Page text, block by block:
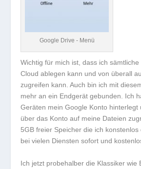
Google Drive - Menü
Wichtig für mich ist, dass ich
Cloud ablegen kann und von überall
zugreifen kann. Auch bin ich mit
mehr an ein Endgerät gebunden. Ich
Geräten mein Google Konto hinterlegt
über das Konto auf meine Dateien
5GB freier Speicher die ich
bei vielen Diensten sofort und
Ich jetzt probehalber die Klassiker wie